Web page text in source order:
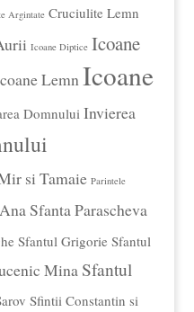
Argintate Cruciulite Lemn
Icoane Diptice Icoane
LemnIcoane
Domnului Invierea
si Tamaie Parintele
Sfanta Parascheva
Sfantul Grigorie Sfantul
Mina Sfantul
Sfintii Constantin si